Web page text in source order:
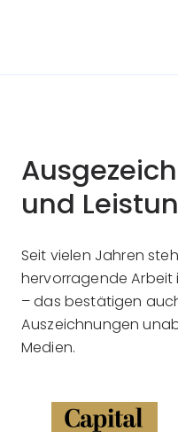
und
Seit vielen Jahren steht
hervorragende Arbeit
– das bestätigen
Auszeichnungen
Medien.